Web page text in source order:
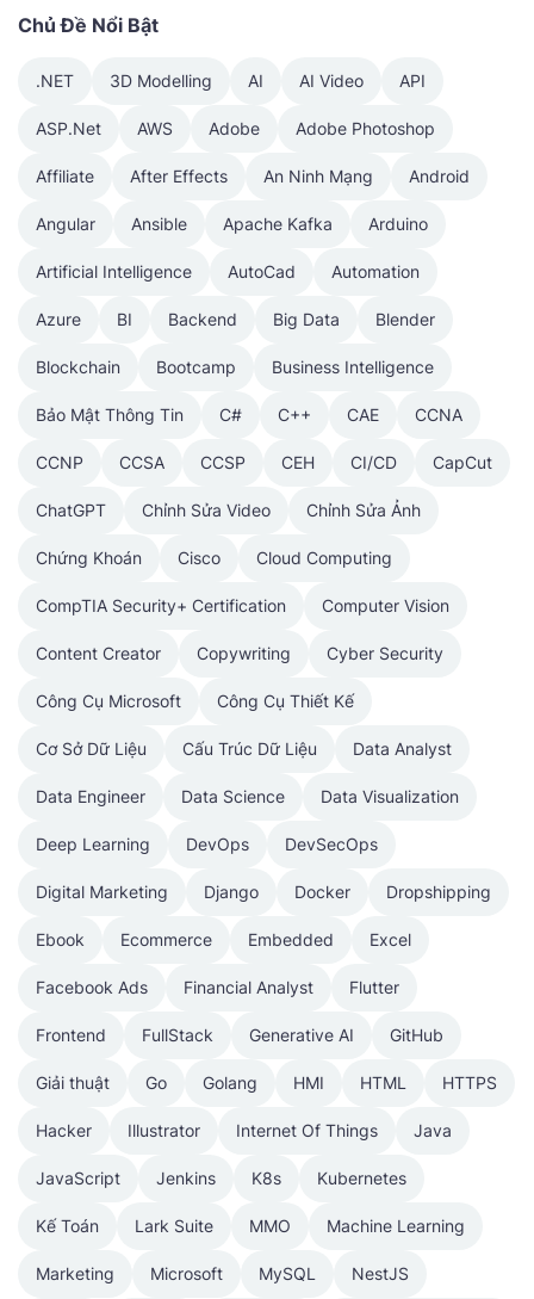
Chủ Đề Nổi Bật
.NET 3D Modelling AI AI Video API
ASP.Net AWS Adobe Adobe Photoshop
Affiliate After Effects An Ninh Mạng Android
Angular Ansible Apache Kafka Arduino
Artificial Intelligence AutoCad Automation
Azure BI Backend Big Data Blender
Blockchain Bootcamp Business Intelligence
Bảo Mật Thông Tin C# C++ CAE CCNA
CCNP CCSA CCSP CEH CI/CD CapCut
ChatGPT Chỉnh Sửa Video Chỉnh Sửa Ảnh
Chứng Khoán Cisco Cloud Computing
CompTIA Security+ Certification Computer Vision
Content Creator Copywriting Cyber Security
Công Cụ Microsoft Công Cụ Thiết Kế
Cơ Sở Dữ Liệu Cấu Trúc Dữ Liệu Data Analyst
Data Engineer Data Science Data Visualization
Deep Learning DevOps DevSecOps
Digital Marketing Django Docker Dropshipping
Ebook Ecommerce Embedded Excel
Facebook Ads Financial Analyst Flutter
Frontend FullStack Generative AI GitHub
Giải thuật Go Golang HMI HTML HTTPS
Hacker Illustrator Internet Of Things Java
JavaScript Jenkins K8s Kubernetes
Kế Toán Lark Suite MMO Machine Learning
Marketing Microsoft MySQL NestJS